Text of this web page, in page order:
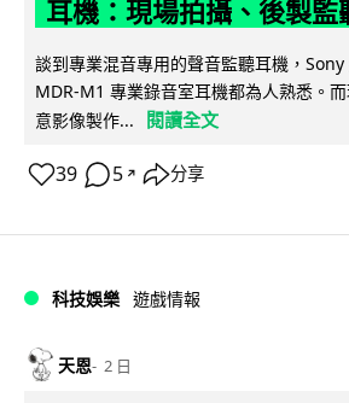
耳機：現場拍攝、後製監
談到專業混音專用的聲音監聽耳機，
MDR-M1 專業錄音室耳機都為人熟悉。
意影像製作...
閱讀全文
39 5 ↗ 分享
科技娛樂 遊戲情報
天恩 2 日